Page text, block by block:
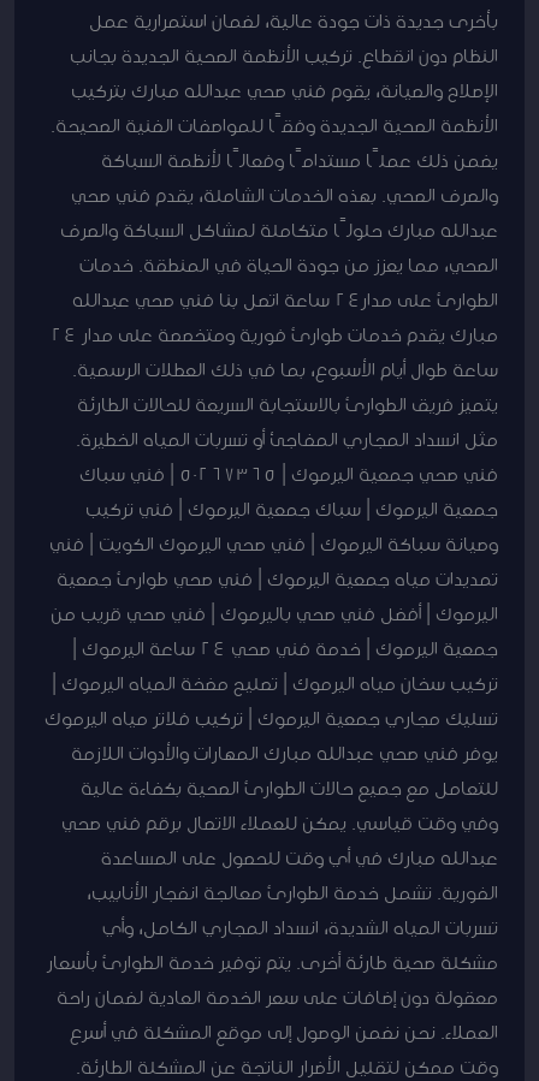
بأخرى جديدة ذات جودة عالية، لضمان استمرارية عمل
النظام دون انقطاع. تركيب الأنظمة الصحية الجديدة بجانب
الإصلاح والصيانة، يقوم فني صحي عبدالله مبارك بتركيب
الأنظمة الصحية الجديدة وفقًا للمواصفات الفنية الصحيحة.
يضمن ذلك عملًا مستدامًا وفعالًا لأنظمة السباكة
والصرف الصحي. بهذه الخدمات الشاملة، يقدم فني صحي
عبدالله مبارك حلولًا متكاملة لمشاكل السباكة والصرف
الصحي، مما يعزز من جودة الحياة في المنطقة. خدمات
الطوارئ على مدار24 ساعة اتصل بنا فني صحي عبدالله
مبارك يقدم خدمات طوارئ فورية ومتخصصة على مدار 24
ساعة طوال أيام الأسبوع، بما في ذلك العطلات الرسمية.
يتميز فريق الطوارئ بالاستجابة السريعة للحالات الطارئة
مثل انسداد المجاري المفاجئ أو تسربات المياه الخطيرة.
فني صحي جمعية اليرموك | 50267365 | فني سباك
جمعية اليرموك | سباك جمعية اليرموك | فني تركيب
وصيانة سباكة اليرموك | فني صحي اليرموك الكويت | فني
تمديدات مياه جمعية اليرموك | فني صحي طوارئ جمعية
اليرموك | أفضل فني صحي باليرموك | فني صحي قريب من
جمعية اليرموك | خدمة فني صحي 24 ساعة اليرموك |
تركيب سخان مياه اليرموك | تصليح مضخة المياه اليرموك |
تسليك مجاري جمعية اليرموك | تركيب فلاتر مياه اليرموك
يوفر فني صحي عبدالله مبارك المهارات والأدوات اللازمة
للتعامل مع جميع حالات الطوارئ الصحية بكفاءة عالية
وفي وقت قياسي. يمكن للعملاء الاتصال برقم فني صحي
عبدالله مبارك في أي وقت للحصول على المساعدة
الفورية. تشمل خدمة الطوارئ معالجة انفجار الأنابيب،
تسربات المياه الشديدة، انسداد المجاري الكامل، وأي
مشكلة صحية طارئة أخرى. يتم توفير خدمة الطوارئ بأسعار
معقولة دون إضافات على سعر الخدمة العادية لضمان راحة
العملاء. نحن نضمن الوصول إلى موقع المشكلة في أسرع
وقت ممكن لتقليل الأضرار الناتجة عن المشكلة الطارئة.